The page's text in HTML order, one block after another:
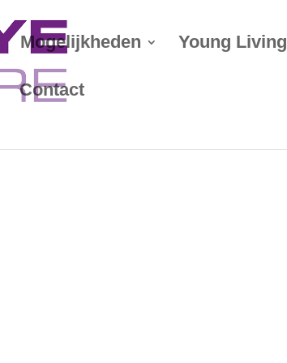
Mogelijkheden Young Living
Contact